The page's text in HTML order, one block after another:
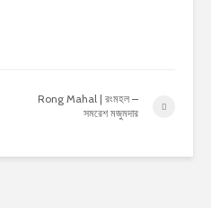
Rong Mahal | রংমহল –
সমরেশ মজুমদার